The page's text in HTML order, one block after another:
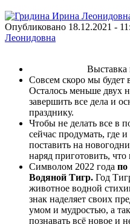
Опубликовано 18.12.2021 -
Леонидовна
Выставка
Совсем скоро мы будет
Осталось меньше двух
завершить все дела и
празднику.
Чтобы не делать все в
сейчас продумать, где
поставить на
наряд приготовить,
Символом 2022 года по
Водяной Тигр. Год
животное водной
знак наделяет своих
умом и мудростью, а
познавать всё новое и